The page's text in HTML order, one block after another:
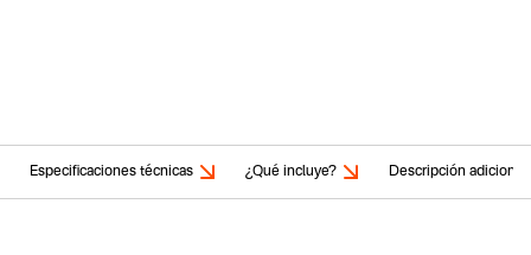
Especificaciones técnicas ¿Qué incluye? Descripción adicional